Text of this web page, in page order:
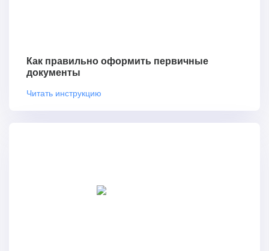
Как правильно оформить первичные
документы
Читать инструкцию